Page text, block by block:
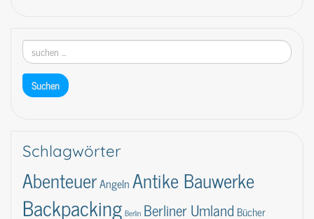
Schlagwörter
AbenteuerAngelnAntike Bauwerke
Backpacking Berlin Berliner Umland Bücher